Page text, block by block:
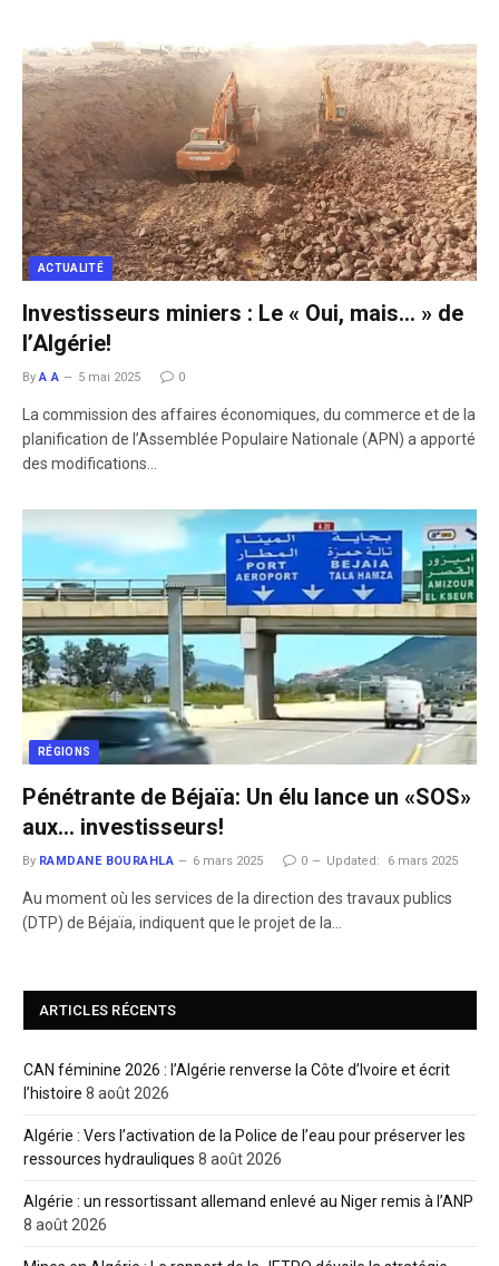
ACTUALITÉ
Investisseurs miniers : Le « Oui, mais… » de
l’Algérie!
By A A 5 mai 2025 0
La commission des affaires économiques, du commerce et de la
planification de l’Assemblée Populaire Nationale (APN) a apporté
des modifications…
RÉGIONS
Pénétrante de Béjaïa: Un élu lance un «SOS»
aux… investisseurs!
By RAMDANE BOURAHLA 6 mars 2025 0 Updated: 6 mars 2025
Au moment où les services de la direction des travaux publics
(DTP) de Béjaïa, indiquent que le projet de la…
ARTICLES RÉCENTS
CAN féminine 2026 : l’Algérie renverse la Côte d’Ivoire et écrit
l’histoire 8 août 2026
Algérie : Vers l’activation de la Police de l’eau pour préserver les
ressources hydrauliques 8 août 2026
Algérie : un ressortissant allemand enlevé au Niger remis à l’ANP
8 août 2026